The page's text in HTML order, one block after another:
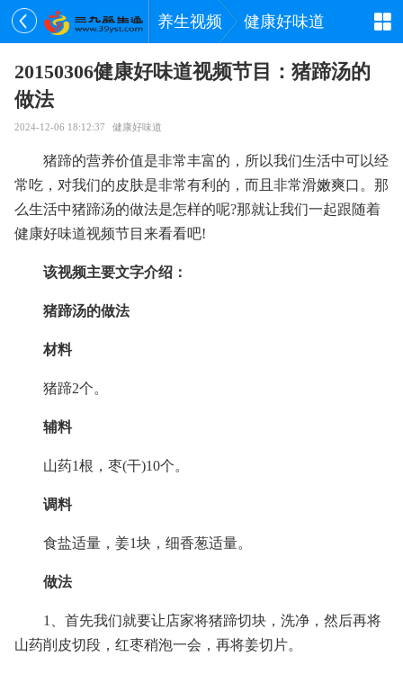
养生视频 健康好味道
20150306健康好味道视频节目：猪蹄汤的
做法
2024-12-06 18:12:37 健康好味道
猪蹄的营养价值是非常丰富的，所以我们生活中可以经
常吃，对我们的皮肤是非常有利的，而且非常滑嫩爽口。那
么生活中猪蹄汤的做法是怎样的呢?那就让我们一起跟随着
健康好味道视频节目来看看吧!
该视频主要文字介绍：
猪蹄汤的做法
材料
猪蹄2个。
辅料
山药1根，枣(干)10个。
调料
食盐适量，姜1块，细香葱适量。
做法
1、首先我们就要让店家将猪蹄切块，洗净，然后再将
山药削皮切段，红枣稍泡一会，再将姜切片。